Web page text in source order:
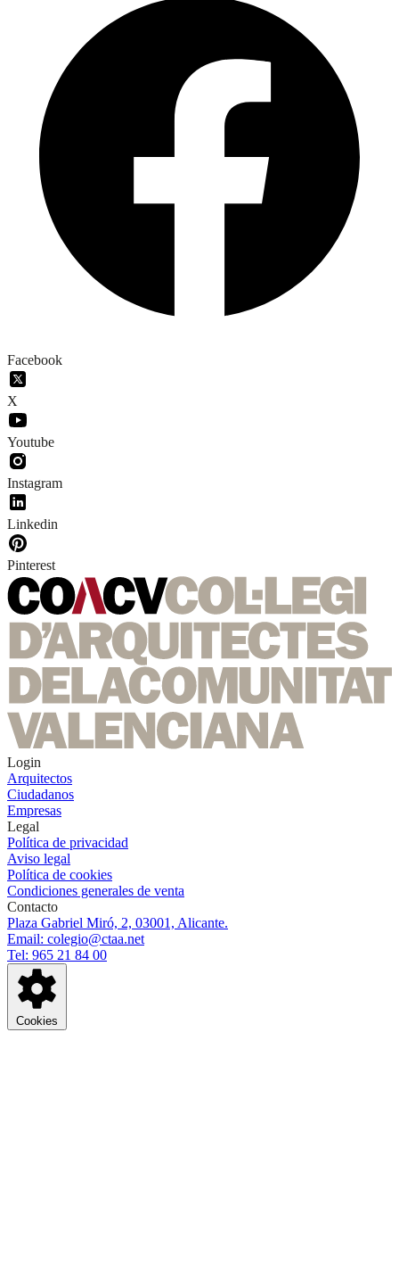
Facebook
X
Youtube
Instagram
Linkedin
Pinterest
Login
Arquitectos
Ciudadanos
Empresas
Legal
Política de privacidad
Aviso legal
Política de cookies
Condiciones generales de venta
Contacto
Plaza Gabriel Miró, 2, 03001, Alicante.
Email: colegio@ctaa.net
Tel: 965 21 84 00
Cookies